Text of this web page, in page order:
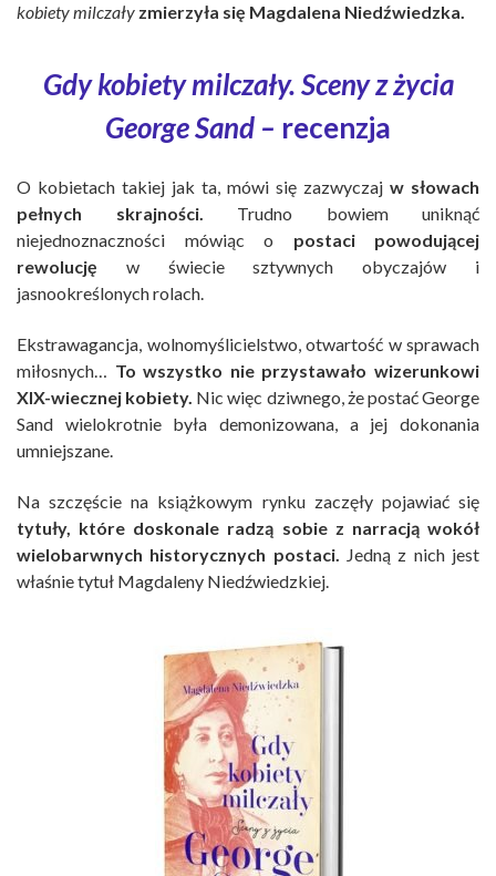
kobiety milczały zmierzyła się Magdalena Niedźwiedzka.
Gdy kobiety milczały. Sceny z życia
George Sand – recenzja
O kobietach takiej jak ta, mówi się zazwyczaj w słowach
pełnych skrajności. Trudno bowiem uniknąć
niejednoznaczności mówiąc o postaci powodującej
rewolucję w świecie sztywnych obyczajów i
jasnookreślonych rolach.
Ekstrawagancja, wolnomyślicielstwo, otwartość w sprawach
miłosnych… To wszystko nie przystawało wizerunkowi
XIX-wiecznej kobiety. Nic więc dziwnego, że postać George
Sand wielokrotnie była demonizowana, a jej dokonania
umniejszane.
Na szczęście na książkowym rynku zaczęły pojawiać się
tytuły, które doskonale radzą sobie z narracją wokół
wielobarwnych historycznych postaci. Jedną z nich jest
właśnie tytuł Magdaleny Niedźwiedzkiej.